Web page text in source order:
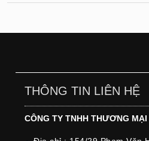
THÔNG TIN LIÊN HỆ
CÔNG TY TNHH THƯƠNG